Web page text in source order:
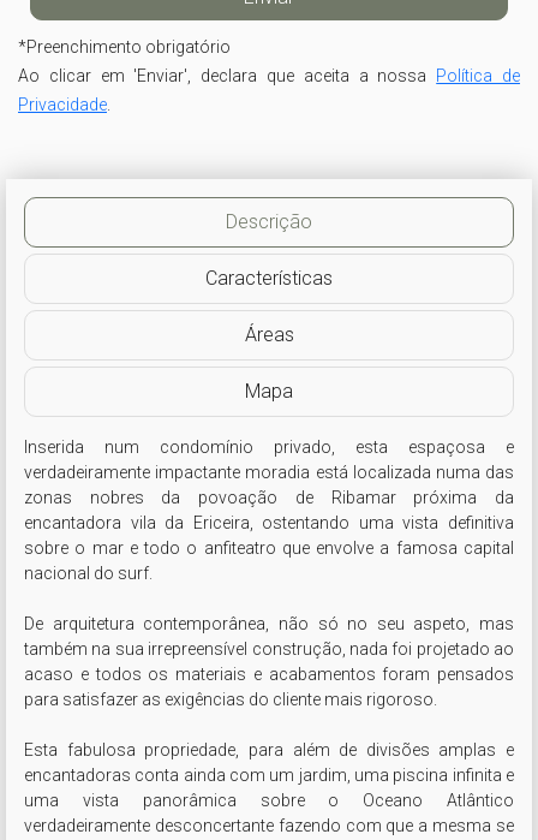
*Preenchimento obrigatório
Ao clicar em 'Enviar', declara que aceita a nossa Política de
Privacidade.
Descrição
Características
Áreas
Mapa
Inserida num condomínio privado, esta espaçosa e
verdadeiramente impactante moradia está localizada numa das
zonas nobres da povoação de Ribamar próxima da
encantadora vila da Ericeira, ostentando uma vista definitiva
sobre o mar e todo o anfiteatro que envolve a famosa capital
nacional do surf.
De arquitetura contemporânea, não só no seu aspeto, mas
também na sua irrepreensível construção, nada foi projetado ao
acaso e todos os materiais e acabamentos foram pensados
para satisfazer as exigências do cliente mais rigoroso.
Esta fabulosa propriedade, para além de divisões amplas e
encantadoras conta ainda com um jardim, uma piscina infinita e
uma vista panorâmica sobre o Oceano Atlântico
verdadeiramente desconcertante fazendo com que a mesma se